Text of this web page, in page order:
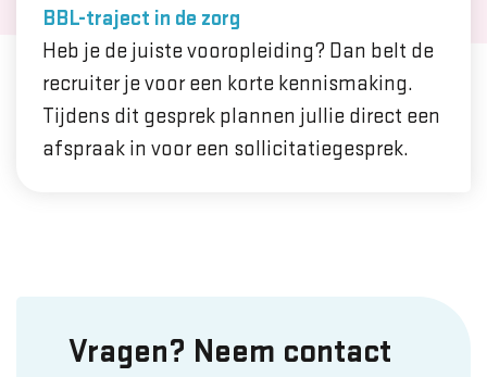
BBL-traject in de zorg
Heb je de juiste vooropleiding? Dan belt de
recruiter je voor een korte kennismaking.
Tijdens dit gesprek plannen jullie direct een
afspraak in voor een sollicitatiegesprek.
Vragen? Neem contact